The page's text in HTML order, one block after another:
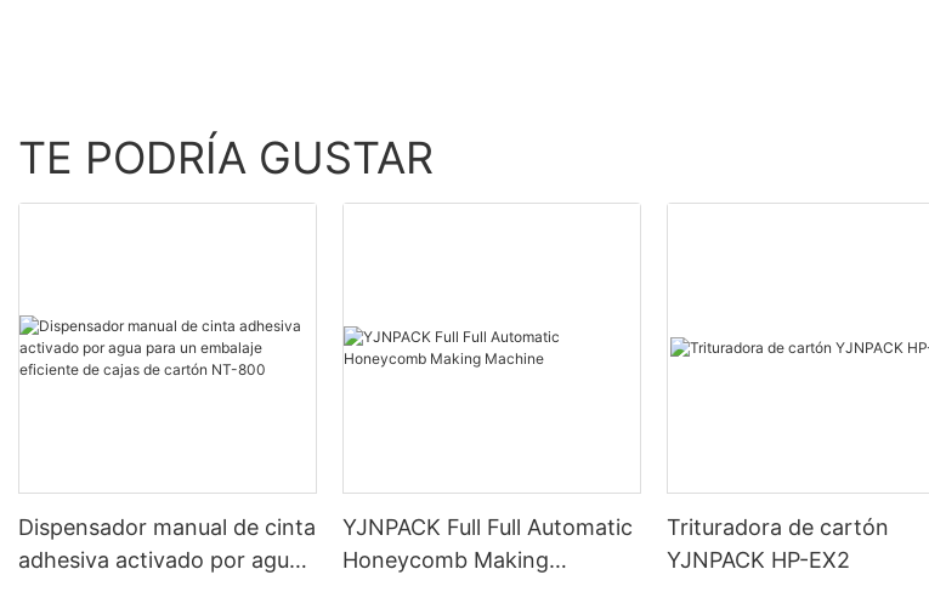
TE PODRÍA GUSTAR
Dispensador manual de cinta
adhesiva activado por agua
YJNPACK Full Full Automatic
Honeycomb Making
Trituradora de cartón
YJNPACK HP-EX2